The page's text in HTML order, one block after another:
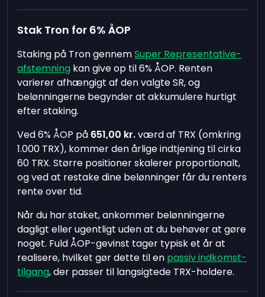
Stak Tron for 6% ÅOP
Staking på Tron gennemSuper Representative-
afstemning kan give op til 6% ÅOP. Renten
varierer afhængigt af den valgte SR, og
belønningerne begynder at akkumulere hurtigt
efter staking.
Ved 6% ÅOP på 651,00 kr.værd af TRX (omkring
1.000 TRX), kommer den årlige indtjening til cirka
60 TRX. Større positioner skalerer proportionalt,
og ved at restake dine belønninger får du renters
rente over tid.
Når du har staket, ankommer belønningerne
dagligt eller ugentligt uden at du behøver at gøre
noget. Fuld ÅOP-gevinst tager typisk et år at
realisere, hvilket gør dette til en passiv indkomst-
tilgang, der passer til langsigtede TRX-holdere.